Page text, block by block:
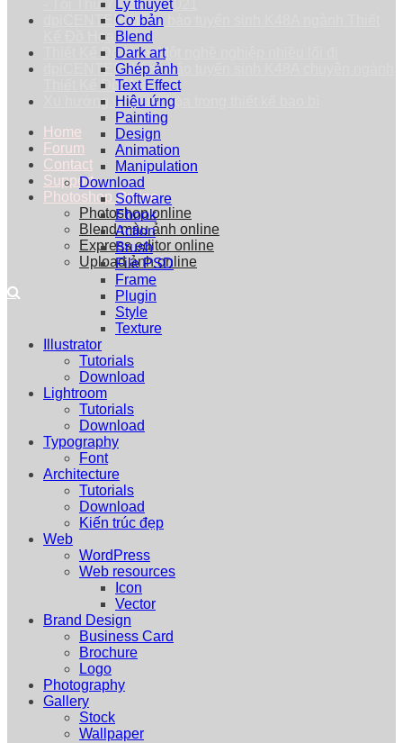
- Tối Thứ 7 - 25/09/2021
dpiCENTER thông báo tuyển sinh K48A ngành Thiết
Kế Đồ Họa
Thiết Kế Đồ Họa: Một nghề nghiệp nhiều lối đi
dpiCENTER thông báo tuyển sinh K48A chuyên ngành
Thiết Kế Đồ Họa
Xu hướng vẽ minh họa trong thiết kế bao bì
Home
Forum
Contact
Support
Photoshop Online
Photoshop online
Blend màu ảnh online
Express editor online
Upload ảnh online
Lý thuyết
Cơ bản
Blend
Dark art
Ghép ảnh
Text Effect
Hiệu ứng
Painting
Design
Animation
Manipulation
Download
Software
Ebook
Action
Brush
File PSD
Frame
Plugin
Style
Texture
Illustrator
Tutorials
Download
Lightroom
Tutorials
Download
Typography
Font
Architecture
Tutorials
Download
Kiến trúc đẹp
Web
WordPress
Web resources
Icon
Vector
Brand Design
Business Card
Brochure
Logo
Photography
Gallery
Stock
Wallpaper